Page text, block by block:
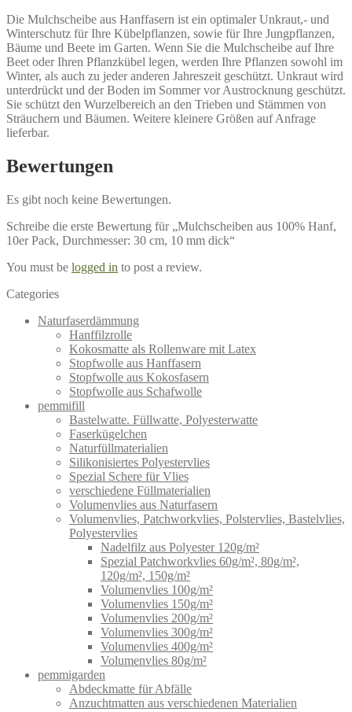
Die Mulchscheibe aus Hanffasern ist ein optimaler Unkraut,- und
Winterschutz für Ihre Kübelpflanzen, sowie für Ihre Jungpflanzen,
Bäume und Beete im Garten. Wenn Sie die Mulchscheibe auf Ihre
Beet oder Ihren Pflanzkübel legen, werden Ihre Pflanzen sowohl im
Winter, als auch zu jeder anderen Jahreszeit geschützt. Unkraut wird
unterdrückt und der Boden im Sommer vor Austrocknung geschützt.
Sie schützt den Wurzelbereich an den Trieben und Stämmen von
Sträuchern und Bäumen. Weitere kleinere Größen auf Anfrage
lieferbar.
Bewertungen
Es gibt noch keine Bewertungen.
Schreibe die erste Bewertung für „Mulchscheiben aus 100% Hanf,
10er Pack, Durchmesser: 30 cm, 10 mm dick“
You must be logged in to post a review.
Categories
Naturfaserdämmung
Hanffilzrolle
Kokosmatte als Rollenware mit Latex
Stopfwolle aus Hanffasern
Stopfwolle aus Kokosfasern
Stopfwolle aus Schafwolle
pemmifill
Bastelwatte. Füllwatte, Polyesterwatte
Faserkügelchen
Naturfüllmaterialien
Silikonisiertes Polyestervlies
Spezial Schere für Vlies
verschiedene Füllmaterialien
Volumenvlies aus Naturfasern
Volumenvlies, Patchworkvlies, Polstervlies, Bastelvlies,
Polyestervlies
Nadelfilz aus Polyester 120g/m²
Spezial Patchworkvlies 60g/m², 80g/m²,
120g/m², 150g/m²
Volumenvlies 100g/m²
Volumenvlies 150g/m²
Volumenvlies 200g/m²
Volumenvlies 300g/m²
Volumenvlies 400g/m²
Volumenvlies 80g/m²
pemmigarden
Abdeckmatte für Abfälle
Anzuchtmatten aus verschiedenen Materialien